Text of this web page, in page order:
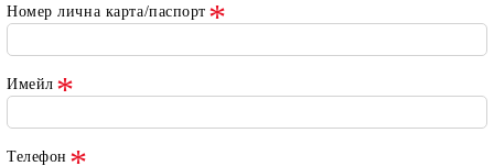
Номер лична карта/паспорт
Имейл
Телефон